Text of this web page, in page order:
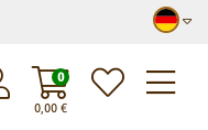
0,00€
0